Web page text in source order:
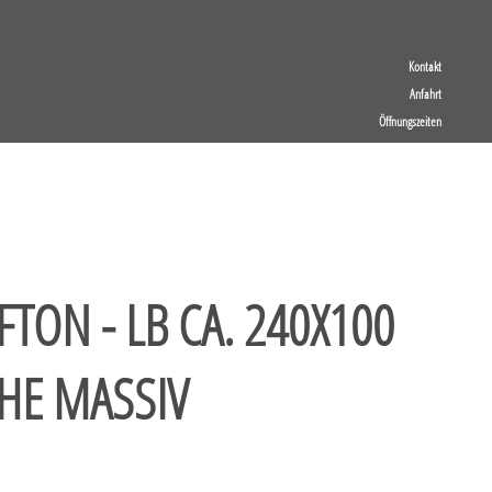
Kontakt
Anfahrt
Öffnungszeiten
- LB CA. 240X100
MASSIV